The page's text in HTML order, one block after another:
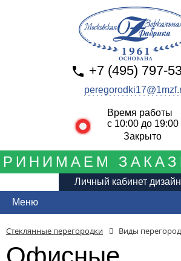
Личный кабинет
Время работы
с 10:00 до 19:00
Закрыто
+7 (495) 797-
Меню
Стеклянные перегородки Виды